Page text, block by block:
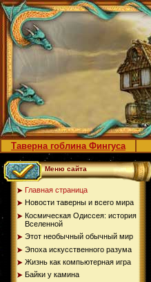
Таверна гоблина Фингуса
Меню сайта
Главная страница
Новости таверны и всего мира
Космическая Одиссея: история
Вселенной
Этот необычный обычный мир
Эпоха искусственного разума
Жизнь как компьютерная игра
Байки у камина